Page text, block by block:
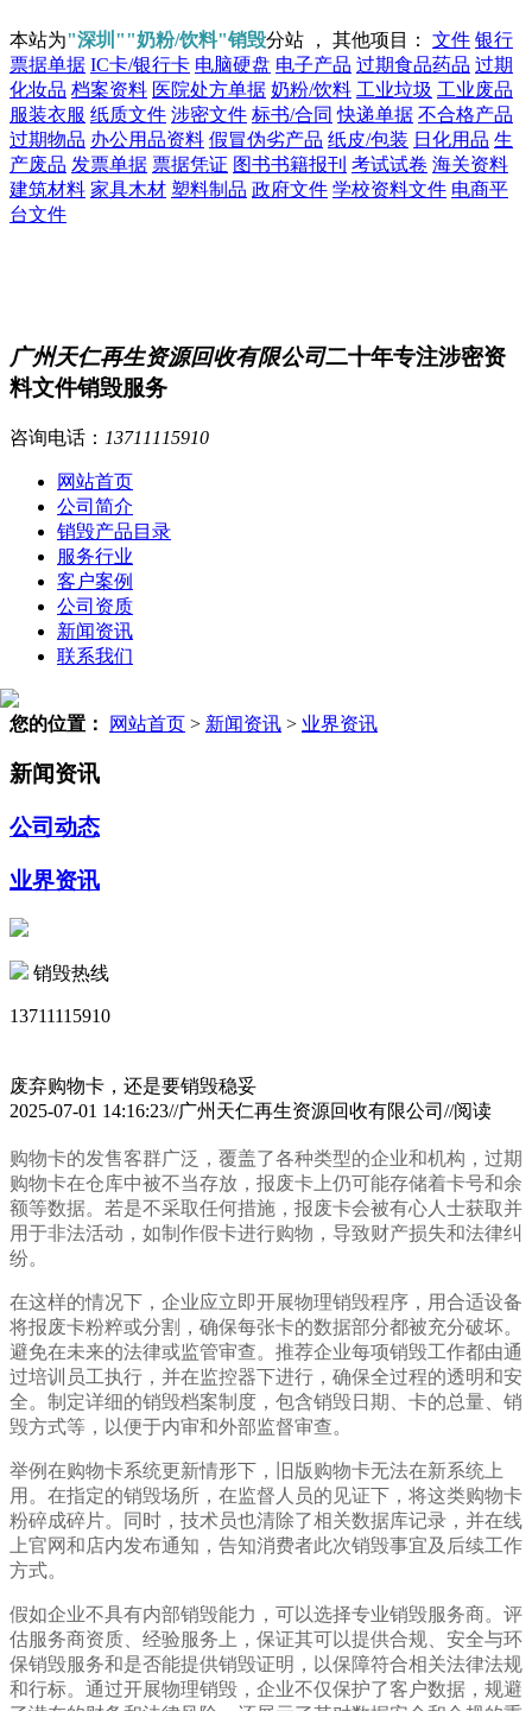
本站为"深圳""奶粉/饮料"销毁分站 ， 其他项目： 文件 银行
票据单据 IC卡/银行卡 电脑硬盘 电子产品 过期食品药品 过期
化妆品 档案资料 医院处方单据 奶粉/饮料 工业垃圾 工业废品
服装衣服 纸质文件 涉密文件 标书/合同 快递单据 不合格产品
过期物品 办公用品资料 假冒伪劣产品 纸皮/包装 日化用品 生
产废品 发票单据 票据凭证 图书书籍报刊 考试试卷 海关资料
建筑材料 家具木材 塑料制品 政府文件 学校资料文件 电商平
台文件
广州天仁再生资源回收有限公司二十年专注涉密资
料文件销毁服务
咨询电话： 13711115910
网站首页
公司简介
销毁产品目录
服务行业
客户案例
公司资质
新闻资讯
联系我们
您的位置： 网站首页 > 新闻资讯 > 业界资讯
新闻资讯
公司动态
业界资讯
销毁热线
13711115910
废弃购物卡，还是要销毁稳妥
2025-07-01 14:16:23//广州天仁再生资源回收有限公司//阅读
购物卡的发售客群广泛，覆盖了各种类型的企业和机构，过期
购物卡在仓库中被不当存放，报废卡上仍可能存储着卡号和余
额等数据。若是不采取任何措施，报废卡会被有心人士获取并
用于非法活动，如制作假卡进行购物，导致财产损失和法律纠
纷。
在这样的情况下，企业应立即开展物理销毁程序，用合适设备
将报废卡粉粹或分割，确保每张卡的数据部分都被充分破坏。
避免在未来的法律或监管审查。推荐企业每项销毁工作都由通
过培训员工执行，并在监控器下进行，确保全过程的透明和安
全。制定详细的销毁档案制度，包含销毁日期、卡的总量、销
毁方式等，以便于内审和外部监督审查。
举例在购物卡系统更新情形下，旧版购物卡无法在新系统上
用。在指定的销毁场所，在监督人员的见证下，将这类购物卡
粉碎成碎片。同时，技术员也清除了相关数据库记录，并在线
上官网和店内发布通知，告知消费者此次销毁事宜及后续工作
方式。
假如企业不具有内部销毁能力，可以选择专业销毁服务商。评
估服务商资质、经验服务上，保证其可以提供合规、安全与环
保销毁服务和是否能提供销毁证明，以保障符合相关法律法规
和行标。通过开展物理销毁，企业不仅保护了客户数据，规避